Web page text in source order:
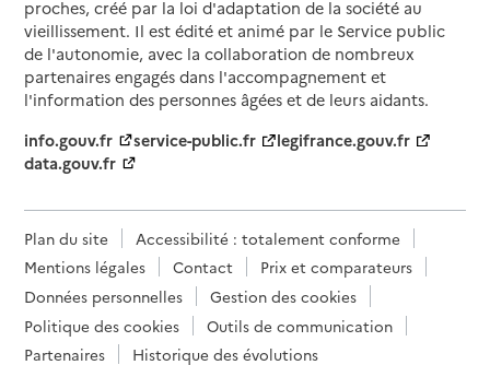
proches, créé par la loi d'adaptation de la société au
vieillissement. Il est édité et animé par le Service public
de l'autonomie, avec la collaboration de nombreux
partenaires engagés dans l'accompagnement et
l'information des personnes âgées et de leurs aidants.
info.gouv.fr
service-public.fr
legifrance.gouv.fr
data.gouv.fr
Plan du site
Accessibilité : totalement conforme
Mentions légales
Contact
Prix et comparateurs
Données personnelles
Gestion des cookies
Politique des cookies
Outils de communication
Partenaires
Historique des évolutions